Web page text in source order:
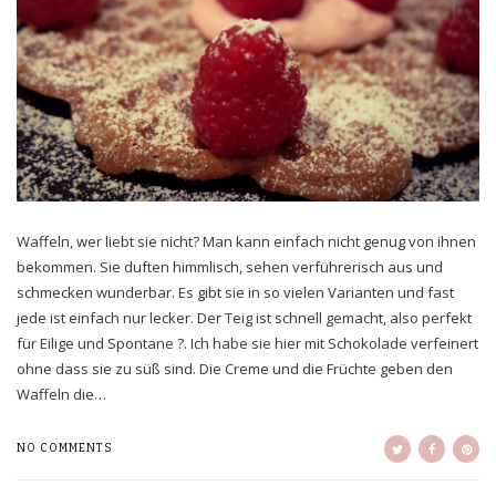
Waffeln, wer liebt sie nicht? Man kann einfach nicht genug von ihnen
bekommen. Sie duften himmlisch, sehen verführerisch aus und
schmecken wunderbar. Es gibt sie in so vielen Varianten und fast
jede ist einfach nur lecker. Der Teig ist schnell gemacht, also perfekt
für Eilige und Spontane ?. Ich habe sie hier mit Schokolade verfeinert
ohne dass sie zu süß sind. Die Creme und die Früchte geben den
Waffeln die…
NO COMMENTS